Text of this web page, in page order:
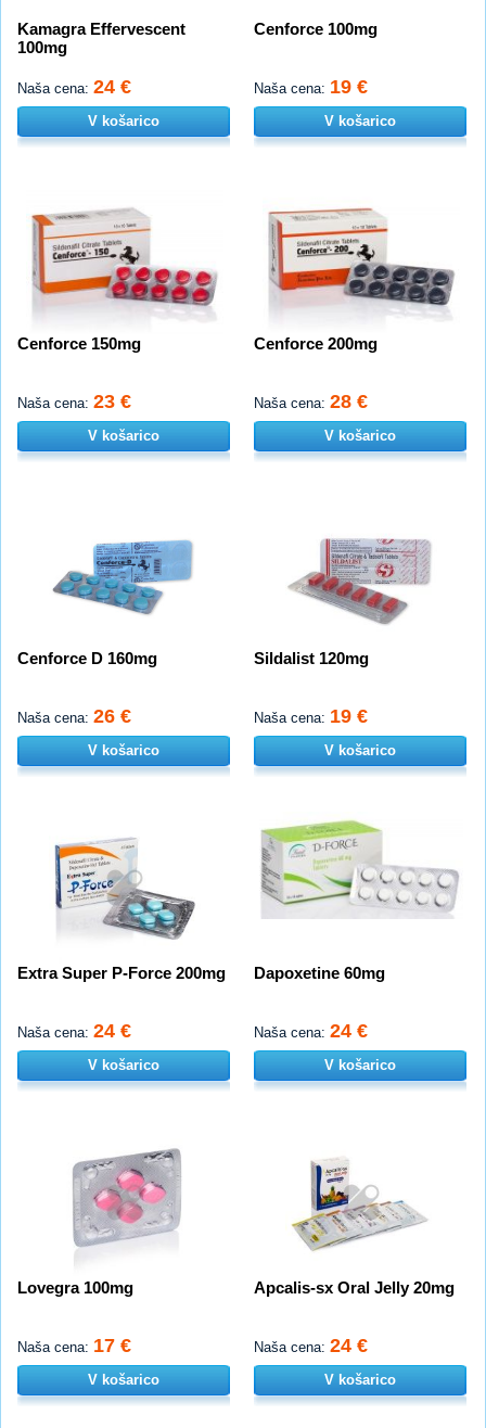
Kamagra Effervescent
100mg
Naša cena: 24 €
V košarico
Cenforce 100mg
Naša cena: 19 €
V košarico
Cenforce 150mg
Naša cena: 23 €
V košarico
Cenforce 200mg
Naša cena: 28 €
V košarico
Cenforce D 160mg
Naša cena: 26 €
V košarico
Sildalist 120mg
Naša cena: 19 €
V košarico
Extra Super P-Force 200mg
Naša cena: 24 €
V košarico
Dapoxetine 60mg
Naša cena: 24 €
V košarico
Lovegra 100mg
Naša cena: 17 €
V košarico
Apcalis-sx Oral Jelly 20mg
Naša cena: 24 €
V košarico